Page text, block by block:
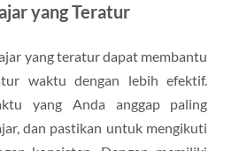
yang Teratur
yang teratur dapat membantu
waktu dengan lebih efektif.
yang Anda anggap paling
dan pastikan untuk mengikuti